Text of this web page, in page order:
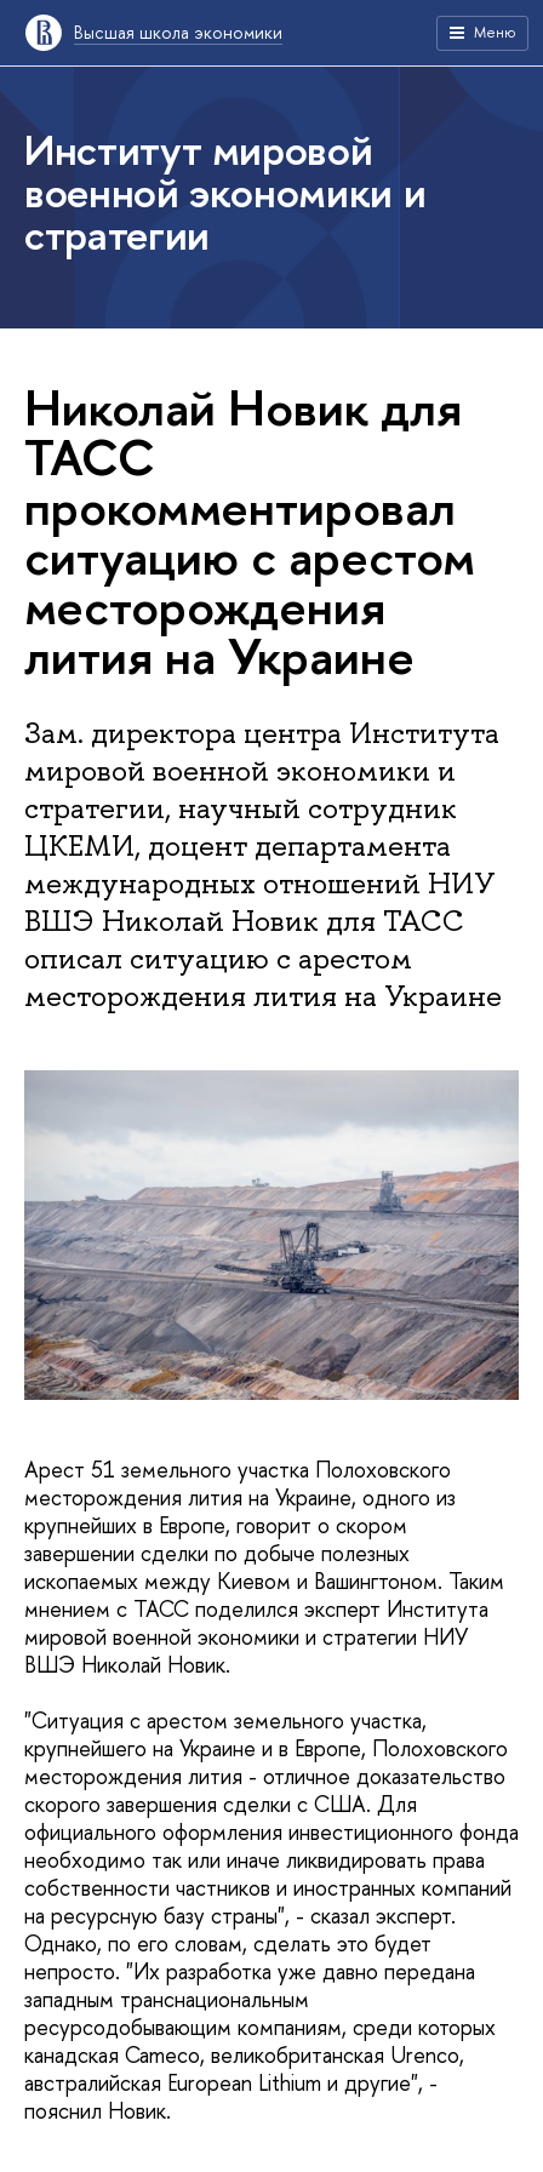
Высшая школа экономики Меню
Институт мировой
военной экономики и
стратегии
Николай Новик для
ТАСС
прокомментировал
ситуацию с арестом
месторождения
лития на Украине
Зам. директора центра Института
мировой военной экономики и
стратегии, научный сотрудник
ЦКЕМИ, доцент департамента
международных отношений НИУ
ВШЭ Николай Новик для ТАСС
описал ситуацию с арестом
месторождения лития на Украине
Арест 51 земельного участка Полоховского
месторождения лития на Украине, одного из
крупнейших в Европе, говорит о скором
завершении сделки по добыче полезных
ископаемых между Киевом и Вашингтоном. Таким
мнением с ТАСС поделился эксперт Института
мировой военной экономики и стратегии НИУ
ВШЭ Николай Новик.
"Ситуация с арестом земельного участка,
крупнейшего на Украине и в Европе, Полоховского
месторождения лития - отличное доказательство
скорого завершения сделки с США. Для
официального оформления инвестиционного фонда
необходимо так или иначе ликвидировать права
собственности частников и иностранных компаний
на ресурсную базу страны", - сказал эксперт.
Однако, по его словам, сделать это будет
непросто. "Их разработка уже давно передана
западным транснациональным
ресурсодобывающим компаниям, среди которых
канадская Cameco, великобританская Urenco,
австралийская European Lithium и другие", -
пояснил Новик.